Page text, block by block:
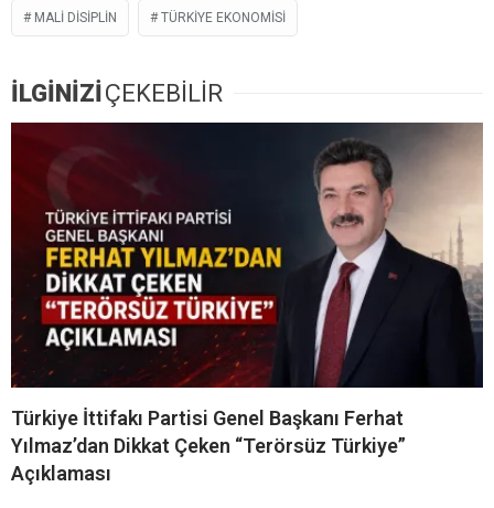
MALI DISIPLIN TÜRKIYE EKONOMISI
İLGİNİZİÇEKEBİLİR
Türkiye İttifakı Partisi Genel Başkanı Ferhat
Yılmaz’dan Dikkat Çeken “Terörsüz Türkiye”
Açıklaması